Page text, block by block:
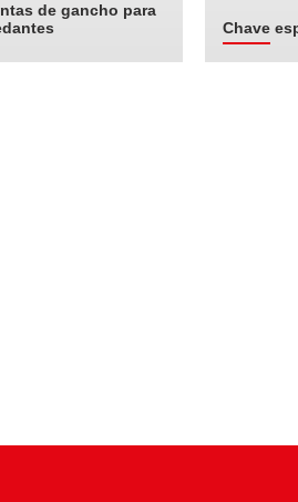
de gancho para
Chave